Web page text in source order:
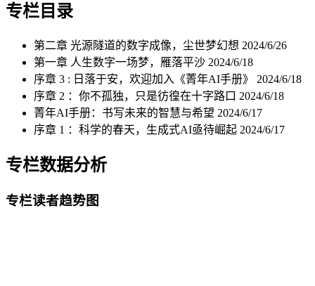
专栏目录
第二章 光源隧道的数字成像，尘世梦幻想 2024/6/26
第一章 人生数字一场梦，雁落平沙 2024/6/18
序章 3 : 日落于安，欢迎加入《菁年AI手册》 2024/6/18
序章 2 ：你不孤独，只是彷徨在十字路口 2024/6/18
菁年AI手册：书写未来的智慧与希望 2024/6/17
序章 1 ：科学的春天，生成式AI亟待崛起 2024/6/17
专栏数据分析
专栏读者趋势图